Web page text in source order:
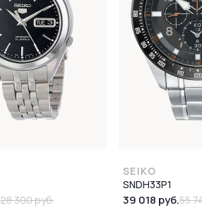
28 300 руб.
SEIKO
SNDH33P1
39 018 руб.55